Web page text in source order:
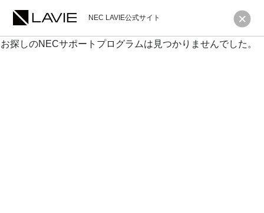
NEC LAVIE公式サイト
お探しのNECサポートプログラムは見つかりませんでした。